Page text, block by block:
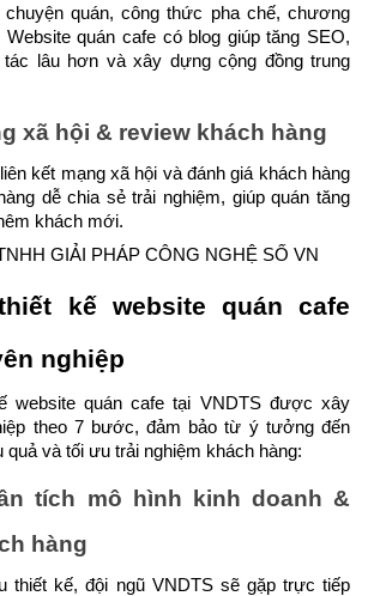
chuyện quán, công thức pha chế, chương
quán cafe có blog giúp tăng SEO,
lâu hơn và xây dựng cộng đồng trung
xã hội & review khách hàng
kết mạng xã hội và đánh giá khách hàng
dễ chia sẻ trải nghiệm, giúp quán tăng
khách mới.
kế website quán cafe
nghiệp
website quán cafe tại VNDTS được xây
theo 7 bước, đảm bảo từ ý tưởng đến
quả và tối ưu trải nghiệm khách hàng:
tích mô hình kinh doanh &
hàng
thiết kế, đội ngũ VNDTS sẽ gặp trực tiếp